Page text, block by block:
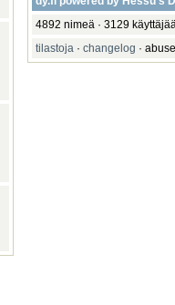
4892 nimeä · 3129
tilastoja · changelog ·